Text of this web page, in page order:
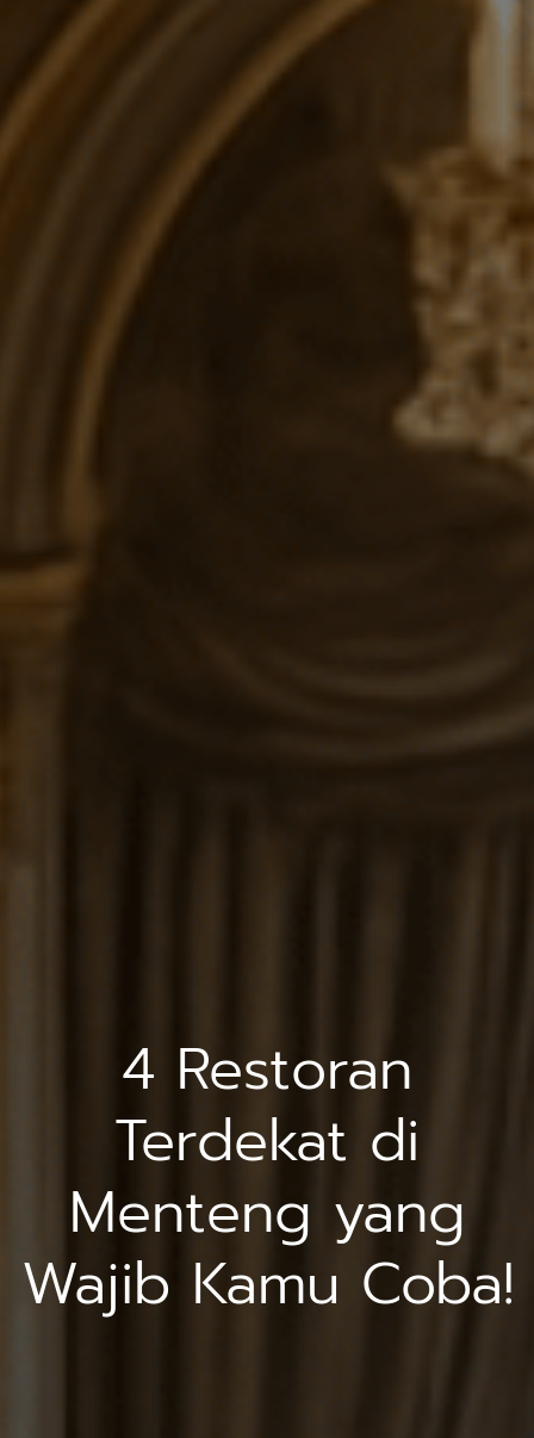
4 Restoran
Terdekat di
Menteng yang
Wajib Kamu Coba!